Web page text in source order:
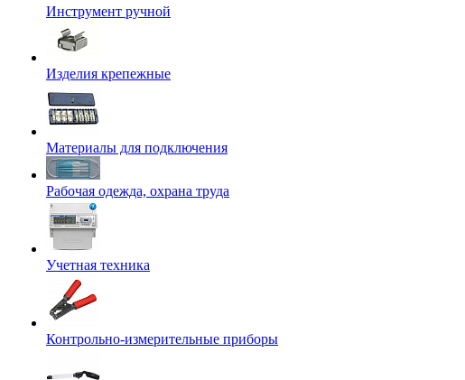
Инструмент ручной
Изделия крепежные
Материалы для подключения
Рабочая одежда, охрана труда
Учетная техника
Контрольно-измерительные приборы